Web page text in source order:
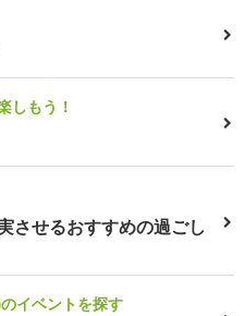
しもう！
させるおすすめの過ごし
イベントを探す